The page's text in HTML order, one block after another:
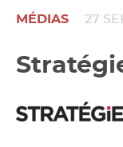
MÉDIAS 27